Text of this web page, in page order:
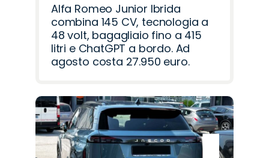
Alfa Romeo Junior Ibrida
combina 145 CV, tecnologia a
48 volt, bagagliaio fino a 415
litri e ChatGPT a bordo. Ad
agosto costa 27.950 euro.